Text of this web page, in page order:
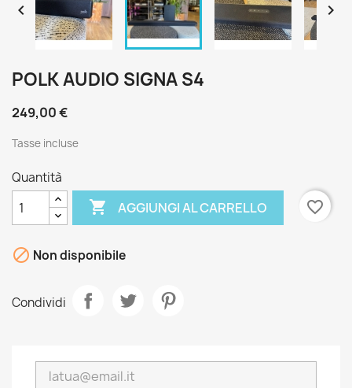
 
POLK AUDIO SIGNA S4
249,00 €
Tasse incluse
Quantità
 AGGIUNGI AL CARRELLO favorite_border
 Non disponibile
Condividi